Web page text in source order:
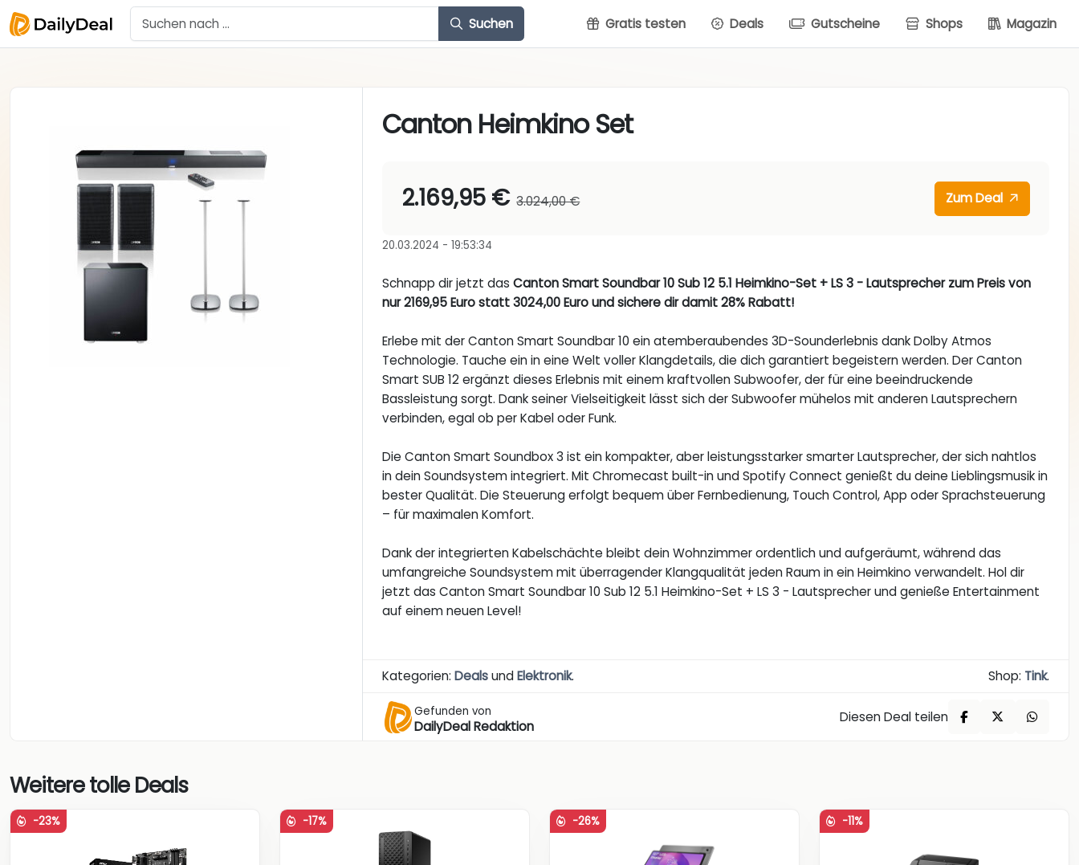
Suchen Gratis testen Deals Gutscheine Shops Magazin
Canton Heimkino Set
2.169,95 € 3.024,00 € Zum Deal
20.03.2024 - 19:53:34
Schnapp dir jetzt das Canton Smart Soundbar 10 Sub 12 5.1 Heimkino-Set + LS 3 - Lautsprecher zum Preis von
nur 2169,95 Euro statt 3024,00 Euro und sichere dir damit 28% Rabatt!
Erlebe mit der Canton Smart Soundbar 10 ein atemberaubendes 3D-Sounderlebnis dank Dolby Atmos
Technologie. Tauche ein in eine Welt voller Klangdetails, die dich garantiert begeistern werden. Der Canton
Smart SUB 12 ergänzt dieses Erlebnis mit einem kraftvollen Subwoofer, der für eine beeindruckende
Bassleistung sorgt. Dank seiner Vielseitigkeit lässt sich der Subwoofer mühelos mit anderen Lautsprechern
verbinden, egal ob per Kabel oder Funk.
Die Canton Smart Soundbox 3 ist ein kompakter, aber leistungsstarker smarter Lautsprecher, der sich nahtlos
in dein Soundsystem integriert. Mit Chromecast built-in und Spotify Connect genießt du deine Lieblingsmusik in
bester Qualität. Die Steuerung erfolgt bequem über Fernbedienung, Touch Control, App oder Sprachsteuerung
– für maximalen Komfort.
Dank der integrierten Kabelschächte bleibt dein Wohnzimmer ordentlich und aufgeräumt, während das
umfangreiche Soundsystem mit überragender Klangqualität jeden Raum in ein Heimkino verwandelt. Hol dir
jetzt das Canton Smart Soundbar 10 Sub 12 5.1 Heimkino-Set + LS 3 - Lautsprecher und genieße Entertainment
auf einem neuen Level!
Kategorien:DealsundElektronik. Shop: Tink.
Gefunden von
DailyDeal Redaktion
Diesen Deal teilen
Weitere tolle Deals
-23% -17% -26% -11%